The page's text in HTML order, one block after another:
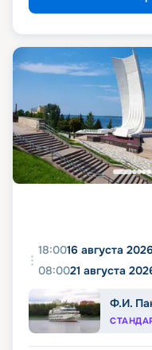
18:0016 августа 2026
08:0021 августа
Ф.И.